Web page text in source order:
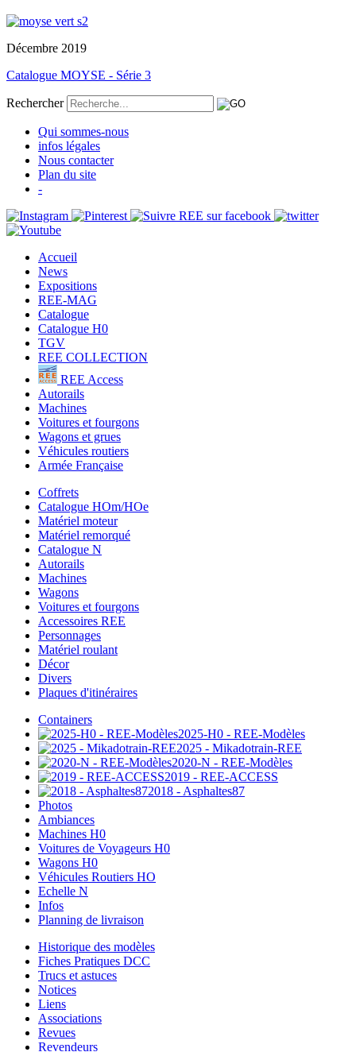
Décembre 2019
Catalogue MOYSE - Série 3
Rechercher
Qui sommes-nous
infos légales
Nous contacter
Plan du site
-
Accueil
News
Expositions
REE-MAG
Catalogue
Catalogue H0
TGV
REE COLLECTION
REE Access
Autorails
Machines
Voitures et fourgons
Wagons et grues
Véhicules routiers
Armée Française
Coffrets
Catalogue HOm/HOe
Matériel moteur
Matériel remorqué
Catalogue N
Autorails
Machines
Wagons
Voitures et fourgons
Accessoires REE
Personnages
Matériel roulant
Décor
Divers
Plaques d'itinéraires
Containers
2025-H0 - REE-Modèles
2025 - Mikadotrain-REE
2020-N - REE-Modèles
2019 - REE-ACCESS
2018 - Asphaltes87
Photos
Ambiances
Machines H0
Voitures de Voyageurs H0
Wagons H0
Véhicules Routiers HO
Echelle N
Infos
Planning de livraison
Historique des modèles
Fiches Pratiques DCC
Trucs et astuces
Notices
Liens
Associations
Revues
Revendeurs